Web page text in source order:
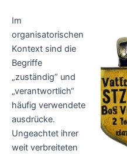
Im
organisatorischen
Kontext sind die
Begriffe
„zuständig“ und
„verantwortlich“
häufig verwendete
ausdrücke.
Ungeachtet ihrer
weit verbreiteten